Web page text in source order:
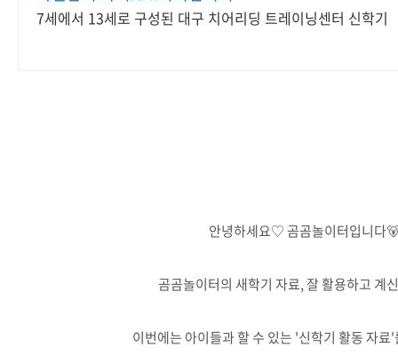
7세에서 13세로 구성된 대구 치어리딩 트레이닝센터 신학기
안녕하세요♡ 곰곰놀이터입니다
곰곰놀이터의 새학기 자료, 잘 활용하고 계
이번에는 아이들과 할 수 있는 '신학기 활동 자료